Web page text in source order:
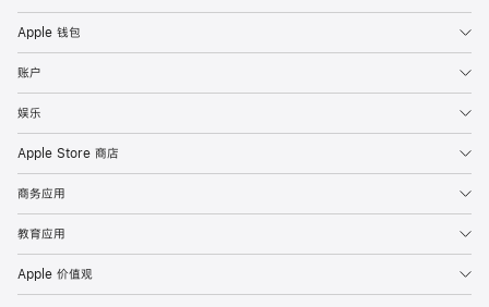
Apple 钱包
账户
娱乐
Apple Store 商店
商务应用
教育应用
Apple 价值观